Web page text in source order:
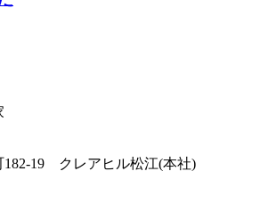
182-19 クレアヒル松江(本社)